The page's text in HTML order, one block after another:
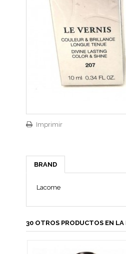
Imprimir
BRAND
Lacome
30 OTROS PRODUCTOS EN LA